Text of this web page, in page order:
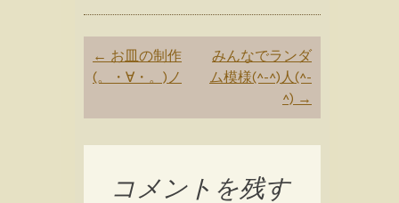
Post
navigation
← お皿の制作
(。・∀・。)ノ
みんなでランダ
ム模様(^-^)人(^-
^) →
コメントを残す